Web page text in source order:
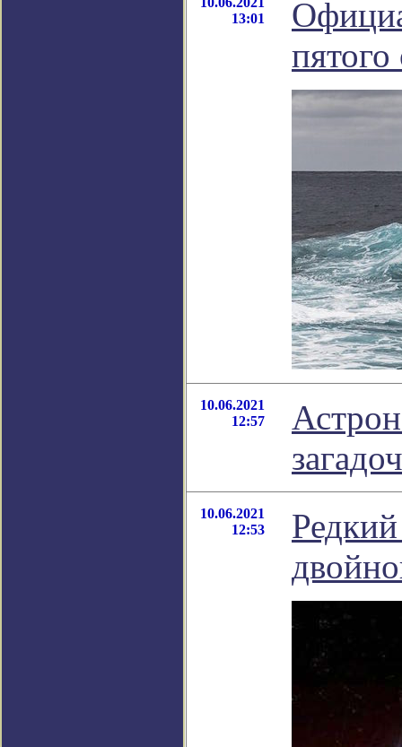
13:01
10.06.2021
12:57
10.06.2021
12:53